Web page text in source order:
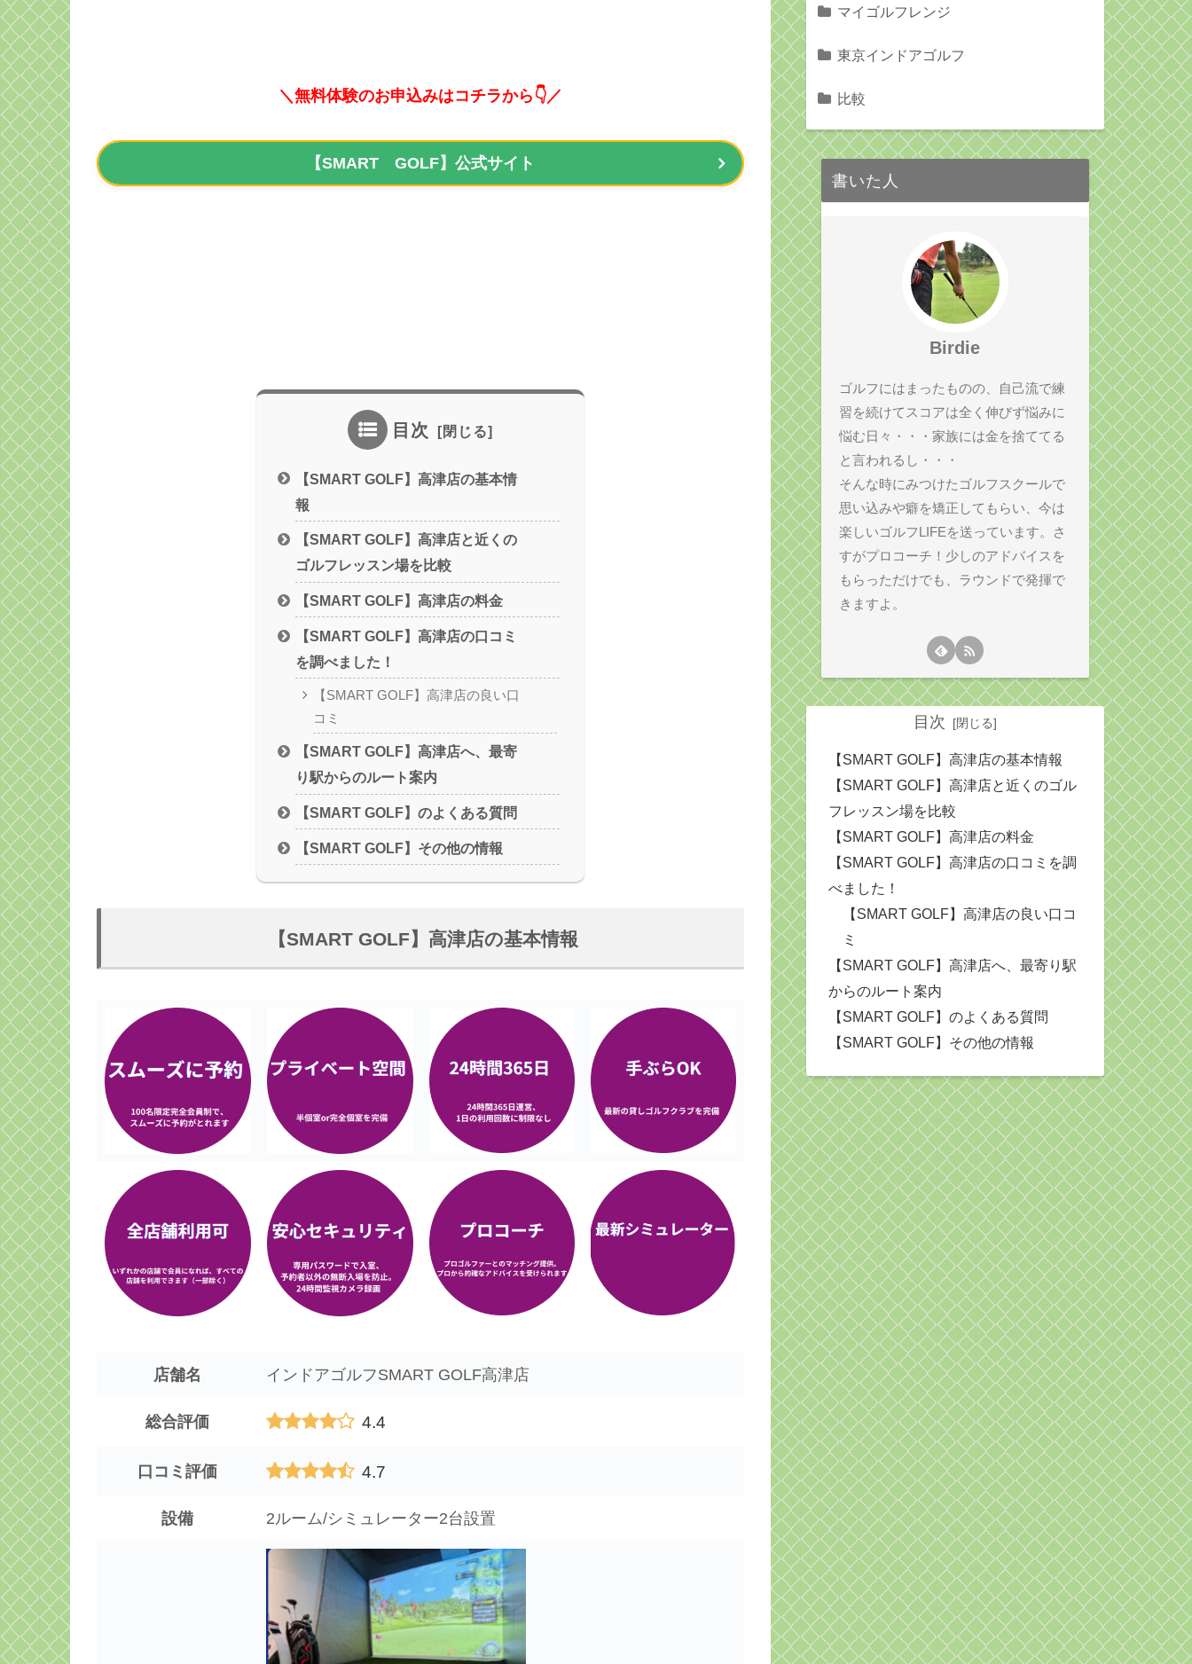
＼無料体験のお申込みはコチラから👇／
【SMART GOLF】公式サイト
目次
【SMART GOLF】高津店の基本情
報
【SMART GOLF】高津店と近くの
ゴルフレッスン場を比較
【SMART GOLF】高津店の料金
【SMART GOLF】高津店の口コミ
を調べました！
【SMART GOLF】高津店の良い口
コミ
【SMART GOLF】高津店へ、最寄
り駅からのルート案内
【SMART GOLF】のよくある質問
【SMART GOLF】その他の情報
【SMART GOLF】高津店の基本情報
店舗名 インドアゴルフSMART GOLF高津店
総合評価 4.4
口コミ評価 4.7
設備 2ルーム/シミュレーター2台設置
マイゴルフレンジ
東京インドアゴルフ
比較
書いた人
Birdie
ゴルフにはまったものの、自己流で練
習を続けてスコアは全く伸びず悩みに
悩む日々・・・家族には金を捨ててる
と言われるし・・・
そんな時にみつけたゴルフスクールで
思い込みや癖を矯正してもらい、今は
楽しいゴルフLIFEを送っています。さ
すがプロコーチ！少しのアドバイスを
もらっただけでも、ラウンドで発揮で
きますよ。
目次
【SMART GOLF】高津店の基本情報
【SMART GOLF】高津店と近くのゴル
フレッスン場を比較
【SMART GOLF】高津店の料金
【SMART GOLF】高津店の口コミを調
べました！
【SMART GOLF】高津店の良い口コ
ミ
【SMART GOLF】高津店へ、最寄り駅
からのルート案内
【SMART GOLF】のよくある質問
【SMART GOLF】その他の情報